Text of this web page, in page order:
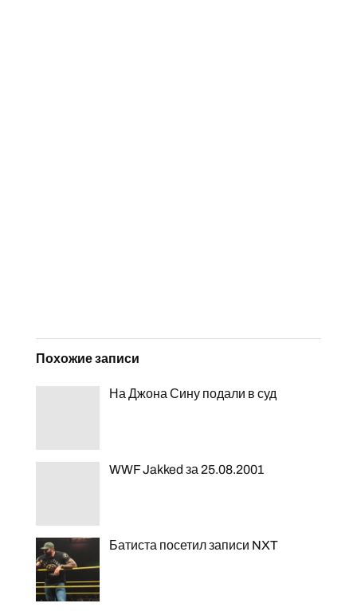
Похожие записи
На Джона Сину подали в суд
WWF Jakked за 25.08.2001
Батиста посетил записи NXT